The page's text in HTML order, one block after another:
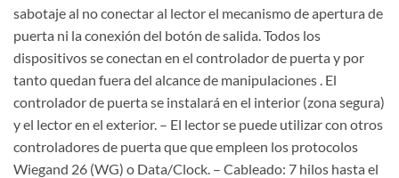
sabotaje al no conectar al lector el mecanismo de apertura de
puerta ni la conexión del botón de salida. Todos los
dispositivos se conectan en el controlador de puerta y por
tanto quedan fuera del alcance de manipulaciones . El
controlador de puerta se instalará en el interior (zona segura)
y el lector en el exterior. – El lector se puede utilizar con otros
controladores de puerta que que empleen los protocolos
Wiegand 26 (WG) o Data/Clock. – Cableado: 7 hilos hasta el